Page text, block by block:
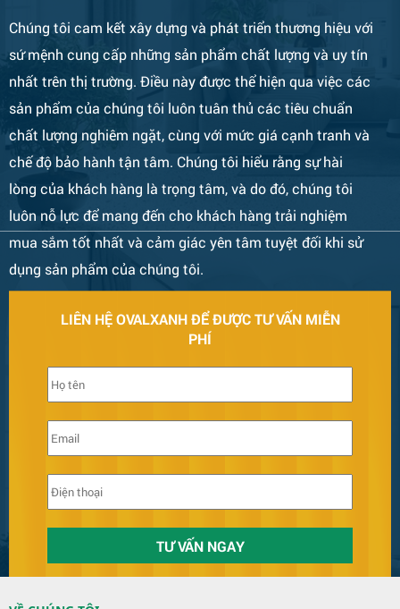
Chúng tôi cam kết xây dựng và phát triển thương hiệu với
sứ mệnh cung cấp những sản phẩm chất lượng và uy tín
nhất trên thị trường. Điều này được thể hiện qua việc các
sản phẩm của chúng tôi luôn tuân thủ các tiêu chuẩn
chất lượng nghiêm ngặt, cùng với mức giá cạnh tranh và
chế độ bảo hành tận tâm. Chúng tôi hiểu rằng sự hài
lòng của khách hàng là trọng tâm, và do đó, chúng tôi
luôn nỗ lực để mang đến cho khách hàng trải nghiệm
mua sắm tốt nhất và cảm giác yên tâm tuyệt đối khi sử
dụng sản phẩm của chúng tôi.
LIÊN HỆ OVALXANH ĐỂ ĐƯỢC TƯ VẤN MIỄN
PHÍ